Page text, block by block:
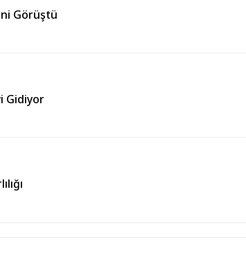
Görüştü
Gidiyor